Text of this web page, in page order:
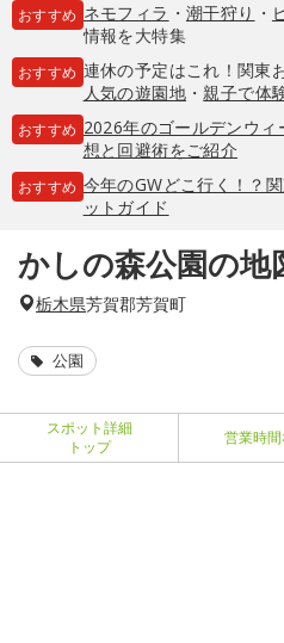
おすすめ ネモフィラ ・ 潮干狩り ・
情報を大特集
おすすめ 連休の予定はこれ！関東
人気の遊園地・親子で体
おすすめ 2026年のゴールデンウ
想と回避術をご紹介
おすすめ 今年のGWどこ行く！？
ットガイド
かしの森公園の地
栃木県芳賀郡芳賀町
公園
スポット詳細
トップ
営業時